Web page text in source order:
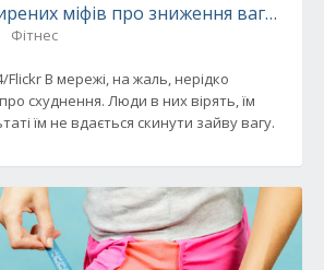
міфів про зниження ваги, які
Фітнес
В мережі, на жаль, нерідко
схуднення. Люди в них вірять, їм
їм не вдається скинути зайву вагу.